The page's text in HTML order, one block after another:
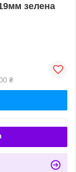
зелена
₴